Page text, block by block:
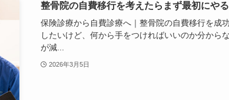
整骨院の自費移行を考えたらまず最初にや
保険診療から自費診療へ｜整骨院の自費移行を成
したいけど、何から手をつければいいのか分から
が減...
2026年3月5日